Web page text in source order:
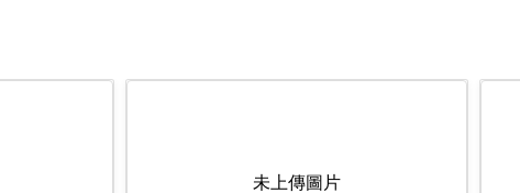
未上傳圖片